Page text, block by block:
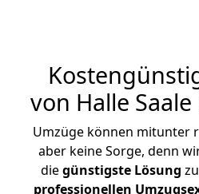
von Halle
Umzüge können mitunter
aber keine Sorge, denn
diegünstigste Lösung
professionellen